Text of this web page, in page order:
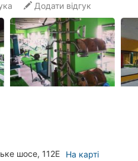
Додати відгук
шосе, 112Е На карті